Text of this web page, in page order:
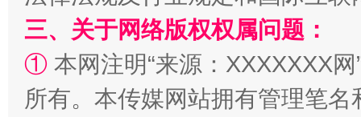
国家大学科技园优化重塑工作
三、关于网络版权权属问题：
① 本网注明“来源：XXXXXXX
所有。本传媒网站拥有管理笔